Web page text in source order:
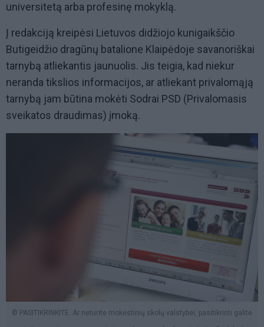
universitetą arba profesinę mokyklą.
Į redakciją kreipėsi Lietuvos didžiojo kunigaikščio
Butigeidžio dragūnų batalione Klaipėdoje savanoriškai
tarnybą atliekantis jaunuolis. Jis teigia, kad niekur
neranda tikslios informacijos, ar atliekant privalomąją
tarnybą jam būtina mokėti Sodrai PSD (Privalomasis
sveikatos draudimas) įmoką.
© PASITIKRINKITE. Ar neturite mokestinių skolų valstybei, pasitikrinti galite